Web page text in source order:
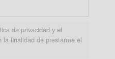
de privacidad y el
finalidad de prestarme el